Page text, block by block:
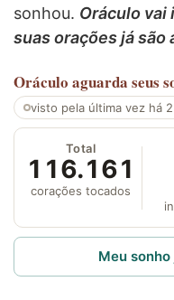
sonhou. Oráculo
suas orações já
Oráculo aguarda seus
visto pela última vez há
Total
116.161
corações tocados
Meu